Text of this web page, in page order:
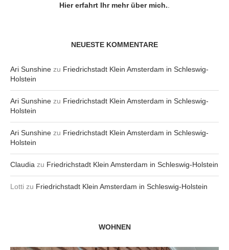
Hier erfahrt Ihr mehr über mich.
NEUESTE KOMMENTARE
Ari Sunshine zu Friedrichstadt Klein Amsterdam in Schleswig-
Holstein
Ari Sunshine zu Friedrichstadt Klein Amsterdam in Schleswig-
Holstein
Ari Sunshine zu Friedrichstadt Klein Amsterdam in Schleswig-
Holstein
Claudia zu Friedrichstadt Klein Amsterdam in Schleswig-Holstein
Lotti zu Friedrichstadt Klein Amsterdam in Schleswig-Holstein
WOHNEN